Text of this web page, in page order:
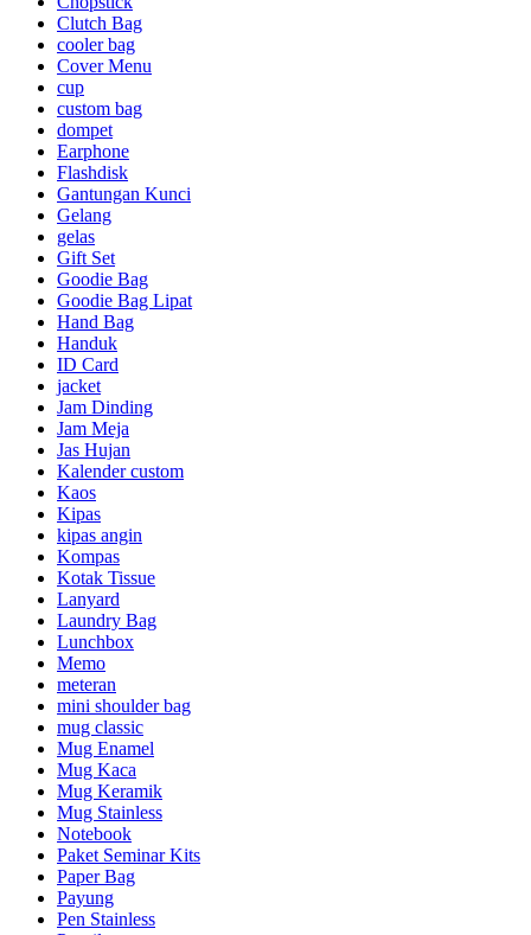
Clutch Bag
cooler bag
Cover Menu
cup
custom bag
dompet
Earphone
Flashdisk
Gantungan Kunci
Gelang
gelas
Gift Set
Goodie Bag
Goodie Bag Lipat
Hand Bag
Handuk
ID Card
jacket
Jam Dinding
Jam Meja
Jas Hujan
Kalender custom
Kaos
Kipas
kipas angin
Kompas
Kotak Tissue
Lanyard
Laundry Bag
Lunchbox
Memo
meteran
mini shoulder bag
mug classic
Mug Enamel
Mug Kaca
Mug Keramik
Mug Stainless
Notebook
Paket Seminar Kits
Paper Bag
Payung
Pen Stainless